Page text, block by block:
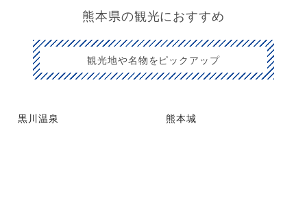
熊本県の観光におすすめ
観光地や名物をピックアップ
黒川温泉 熊本城